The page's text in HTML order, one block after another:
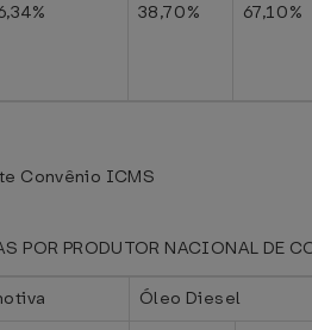
38,70% 67,10%
Convênio ICMS
POR PRODUTOR NACIONAL DE
Óleo Diesel